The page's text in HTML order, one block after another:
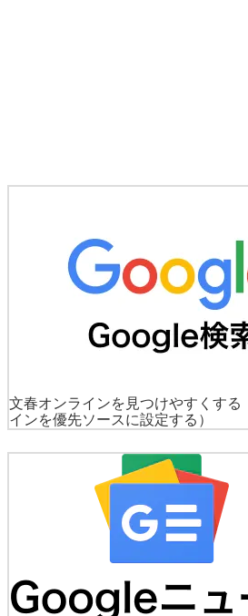
文春オンラインを見つけやすくする
インを優先ソースに設定する）